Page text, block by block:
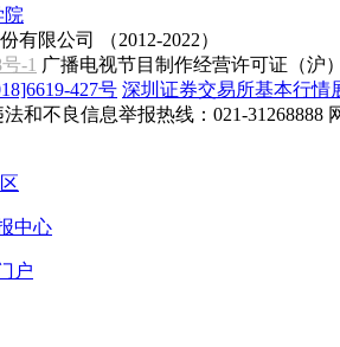
院
有限公司 （2012-2022）
-1 广播电视节目制作经营许可证（沪
427号 深圳证券交易所基本行情
法和不良信息举报热线：021-31268888
中心
户